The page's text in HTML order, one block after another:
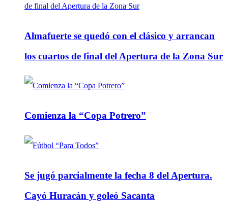
Almafuerte se quedó con el clásico y arrancan
los cuartos de final del Apertura de la Zona Sur
Comienza la “Copa Potrero”
Se jugó parcialmente la fecha 8 del Apertura.
Cayó Huracán y goleó Sacanta